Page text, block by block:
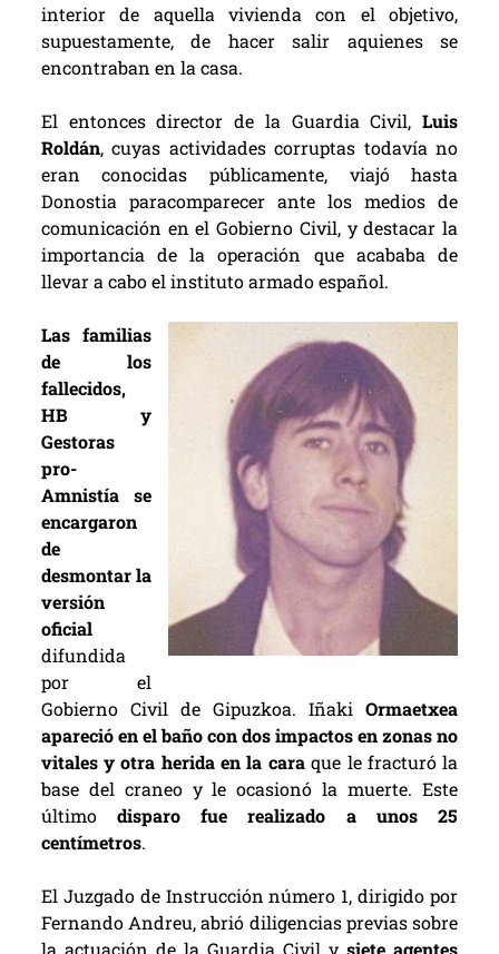
interior de aquella vivienda con el objetivo,
supuestamente, de hacer salir aquienes se
encontraban en la casa.
El entonces director de la Guardia Civil,Luis
Roldán, cuyas actividades corruptas todavía no
eran conocidas públicamente, viajó hasta
Donostia paracomparecer ante los medios de
comunicación en el Gobierno Civil, y destacar la
importancia de la operación que acababa de
llevar a cabo el instituto armado español.
Las familias
de los
fallecidos,
HB y
Gestoras
pro-
Amnistía se
encargaron
de
desmontar la
versión
oficial
difundida
por el
Gobierno Civil de Gipuzkoa. IñakiOrmaetxea
apareció en el baño con dos impactos en zonas no
vitales y otra herida en la caraque le fracturó la
base del craneo y le ocasionó la muerte. Este
últimodisparo fue realizado a unos 25
centímetros.
El Juzgado de Instrucción número 1, dirigido por
Fernando Andreu, abrió diligencias previas sobre
la actuación de la Guardia Civil ysiete agentes